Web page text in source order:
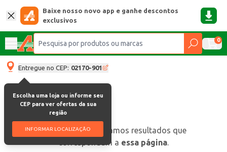
Baixe nosso novo app e ganhe descontos
exclusivos
0
Entregue no CEP: 02170-901
Escolha uma loja ou informe seu
CEP para ver ofertas da sua
região
INFORMAR LOCALIZAÇÃO
oops, não encontramos resultados que
correspondam a essa página.